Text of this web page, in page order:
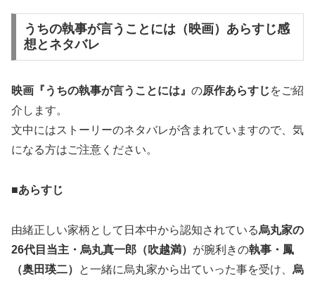
うちの執事が言うことには（映画）あらすじ感
想とネタバレ
映画『うちの執事が言うことには』 の原作あらすじをご紹
介します。
文中にはストーリーのネタバレが含まれていますので、気
になる方はご注意ください。
■あらすじ
由緒正しい家柄として日本中から認知されている烏丸家の
26代目当主・ 烏丸真一郎（吹越満） が腕利きの執事・ 鳳
（奥田瑛二）
と一緒に烏丸家から出ていった事を受け、 烏